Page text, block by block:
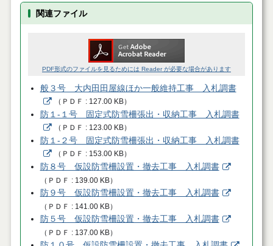
関連ファイル
PDF形式のファイルを見るためには Reader が必要な場合があります
般３号 大内田田屋線ほか一般維持工事 入札調書
（ ＰＤＦ 127.00 KB）
防１-１号 固定式防雪柵張出・収納工事 入札調書
（ ＰＤＦ 123.00 KB）
防１-２号 固定式防雪柵張出・収納工事 入札調書
（ ＰＤＦ 153.00 KB）
防８号 仮設防雪柵設置・撤去工事 入札調書
（ ＰＤＦ 139.00 KB）
防９号 仮設防雪柵設置・撤去工事 入札調書
（ ＰＤＦ 141.00 KB）
防５号 仮設防雪柵設置・撤去工事 入札調書
（ ＰＤＦ 137.00 KB）